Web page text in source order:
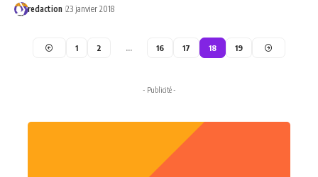
redaction 23 janvier 2018
1 2 … 16 17 18 19
- Publicité -